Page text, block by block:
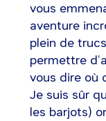
vous
aventure
plein de
permettre
vous dire où
Je suis sûr
les barjots)